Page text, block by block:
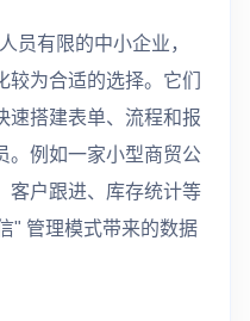
员有限的中小企业，
为合适的选择。它们
速搭建表单、流程和报
。例如一家小型商贸公
客户跟进、库存统计等
" 管理模式带来的数据